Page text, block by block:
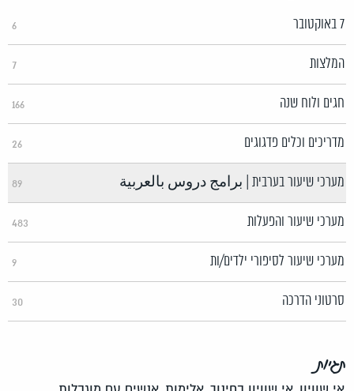
7 באוקטובר 6
המלצות 7
חגים ולוח שנה 166
מדריכים וכלים פדגוגים 26
מערכי שיעור בערבית | برامج دروس بالعربية 89
מערכי שיעור והפעלות 483
מערכי שיעור לסיפורי ילדים/ות 9
סרטוני הדרכה 30
תגיות